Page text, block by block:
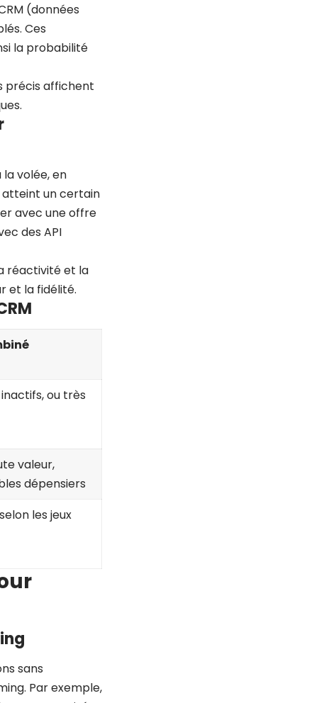
(données
Ces
la probabilité
précis affichent
volée, en
atteint un certain
avec une offre
des API
réactivité et la
et la fidélité.
ou très
valeur,
dépensiers
les jeux
sans
Par exemple,